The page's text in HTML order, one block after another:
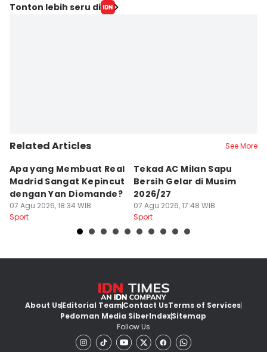
Tonton lebih seru di
Related Articles See More
Apa yang Membuat Real
Madrid Sangat Kepincut
dengan Yan Diomande?
07 Agu 2026, 18:34 WIB
Sport
Tekad AC Milan Sapu
Bersih Gelar di Musim
2026/27
07 Agu 2026, 17:48 WIB
Sport
About UsEditorial TeamContact UsTerms of Services
Pedoman Media SiberIndexSitemap
Follow Us